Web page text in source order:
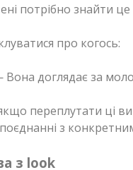
потрібно знайти це
про когось:
доглядає за
переплутати ці
з
з look